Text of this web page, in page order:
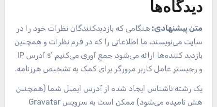
دیدگاه‌ها
متن پیشنهادی: هنگامی که بازدیدکنندگان نظرات خود را در
سایت می‌نویسند، ما اطلاعاتی را که در فرم نظرات و همچنین
بازدید کننده‌ها ارائه می‌شود جمع آوری می‌کنیم ’s آدرس IP
و رجیستر عامل کاربر مرورگر برای کمک به تشخیص هرزنامه.
یک رشته ناشناس ایجاد شده از آدرس ایمیل شما (همچنین
هش نامیده می‌شود) ممکن است به سرویس Gravatar